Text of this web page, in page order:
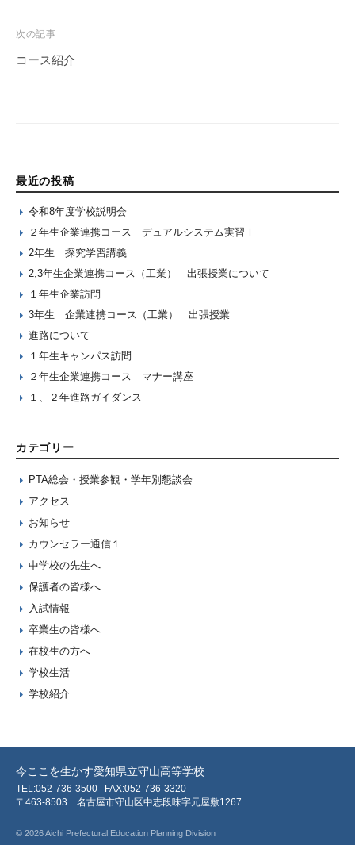
次の記事
コース紹介
最近の投稿
令和8年度学校説明会
２年生企業連携コース デュアルシステム実習Ⅰ
2年生 探究学習講義
2,3年生企業連携コース（工業） 出張授業について
１年生企業訪問
3年生 企業連携コース（工業） 出張授業
進路について
１年生キャンパス訪問
２年生企業連携コース マナー講座
１、２年進路ガイダンス
カテゴリー
PTA総会・授業参観・学年別懇談会
アクセス
お知らせ
カウンセラー通信１
中学校の先生へ
保護者の皆様へ
入試情報
卒業生の皆様へ
在校生の方へ
学校生活
学校紹介
今ここを生かす愛知県立守山高等学校
TEL:052-736-3500
FAX:052-736-3320
〒463-8503 名古屋市守山区中志段味字元屋敷1267
© 2026 Aichi Prefectural Education Planning Division